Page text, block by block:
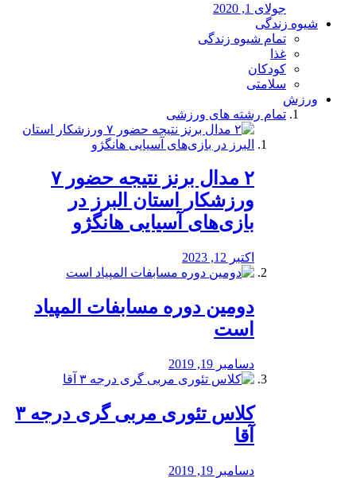
جولای 1, 2020
شیوه زندگی
تمام شیوه زندگی
غذا
کودکان
سلامتی
ورزش
تمام رشته های ورزشی
۲ مدال برنز نتیجه حضور ۷
ورزشکار استان البرز در
بازی‌های آسیایی هانگژو
اکتبر 12, 2023
دومین دوره مسابفات المپیاد
است
دسامبر 19, 2019
کلاس تئوری مربی گری درجه ۳
آقا
دسامبر 19, 2019